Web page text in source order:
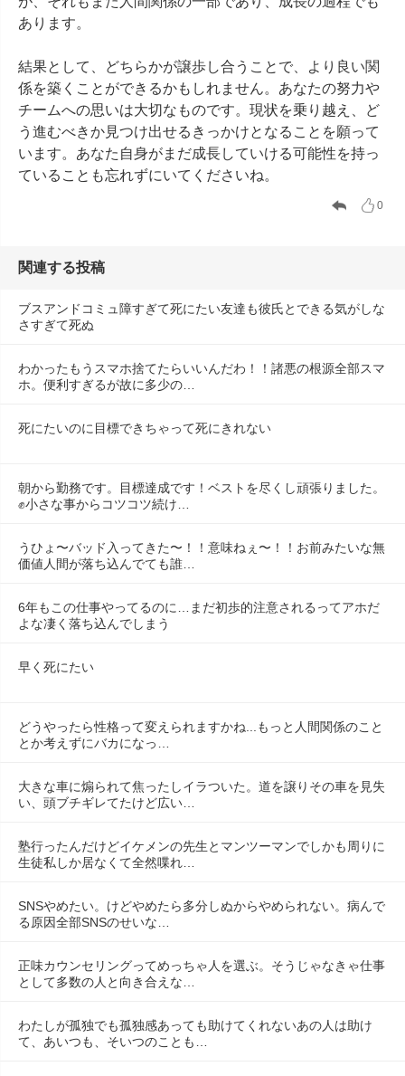
あります。
結果として、どちらかが譲歩し合うことで、より良い関
係を築くことができるかもしれません。あなたの努力や
チームへの思いは大切なものです。現状を乗り越え、ど
う進むべきか見つけ出せるきっかけとなることを願って
います。あなた自身がまだ成長していける可能性を持っ
ていることも忘れずにいてくださいね。
0
関連する投稿
ブスアンドコミュ障すぎて死にたい友達も彼氏とできる気がしな
さすぎて死ぬ
わかったもうスマホ捨てたらいいんだわ！！諸悪の根源全部スマ
ホ。便利すぎるが故に多少の…
死にたいのに目標できちゃって死にきれない
朝から勤務です。目標達成です！ベストを尽くし頑張りました。
✊小さな事からコツコツ続け…
うひょ〜バッド入ってきた〜！！意味ねぇ〜！！お前みたいな無
価値人間が落ち込んでても誰…
6年もこの仕事やってるのに…まだ初歩的注意されるってアホだ
よな凄く落ち込んでしまう
早く死にたい
どうやったら性格って変えられますかね...もっと人間関係のこと
とか考えずにバカになっ…
大きな車に煽られて焦ったしイラついた。道を譲りその車を見失
い、頭ブチギレてたけど広い…
塾行ったんだけどイケメンの先生とマンツーマンでしかも周りに
生徒私しか居なくて全然喋れ…
SNSやめたい。けどやめたら多分しぬからやめられない。病んで
る原因全部SNSのせいな…
正味カウンセリングってめっちゃ人を選ぶ。そうじゃなきゃ仕事
として多数の人と向き合えな…
わたしが孤独でも孤独感あっても助けてくれないあの人は助け
て、あいつも、そいつのことも…